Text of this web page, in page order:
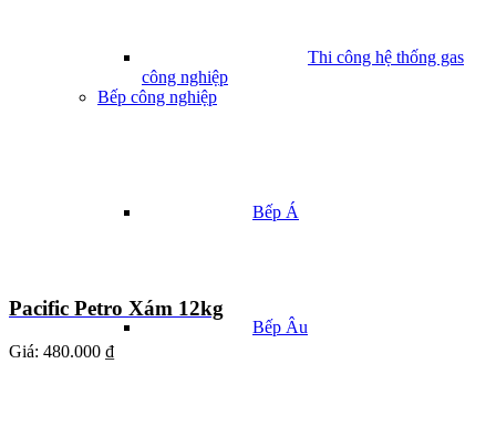
Thi công hệ thống gas
công nghiệp
Bếp công nghiệp
Bếp Á
Bếp Âu
Pacific Petro Xám 12kg
Giá: 480.000 ₫